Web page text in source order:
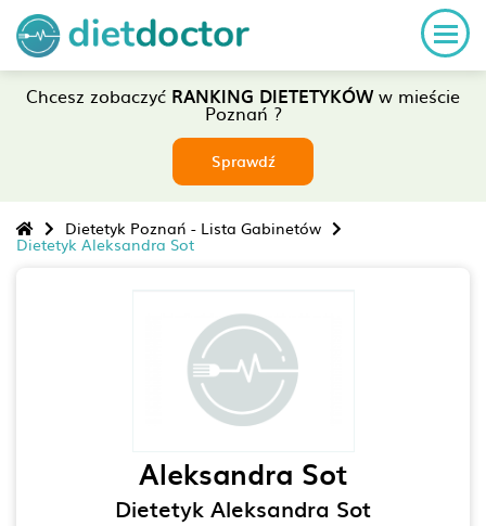
Chcesz zobaczyć RANKING DIETETYKÓWw mieście
Poznań ?
Sprawdź
Dietetyk Poznań - Lista Gabinetów
Dietetyk Aleksandra Sot
Aleksandra Sot
Dietetyk Aleksandra Sot